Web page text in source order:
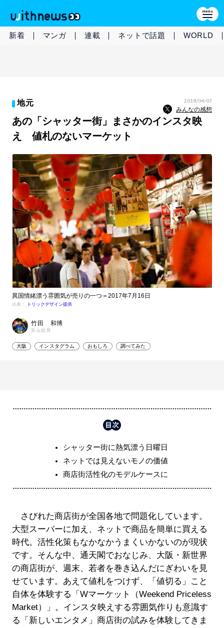
新着 マンガ 連載 ネットで話題 WORLD
地元 2018/04/07
みんなの感想
あの「シャッター街」まさかのインスタ映
え 値札のないマーケット
異国情緒漂う雰囲気が売りの一つ＝2017年7月16日
出典： トリックデザイン提供
竹田 和博
富山総局
大阪 インスタグラム おもしろ 調べてみた
シャッター街に熱気漂う日曜日
ネットでは見えないモノの価値
商店街活性化のモデルケースに
さびれた商店街が全国各地で問題化しています。
大型スーパーに加え、ネットで商品を簡単に買える
時代。活性化策もなかなかうまくいかないのが現状
です。そんな中、通天閣でおなじみ、大阪・新世界
の商店街が、週末、若者を巻き込んだにぎわいを見
せています。あえて値札をつけず、「値切る」こと
自体を体験する「Wマーケット（Weekend Priceless
Market）」。インスタ映えする雰囲気作りも意識す
る「新しいエンタメ」商店街の試みを体験してきま